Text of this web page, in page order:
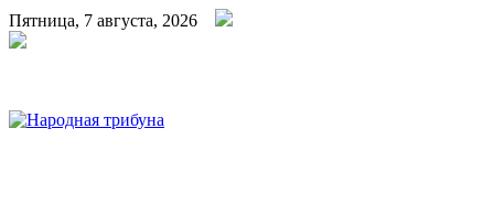
Пятница, 7 августа, 2026